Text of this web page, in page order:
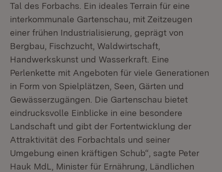
Tal des Forbachs. Ein ideales Terrain für eine
interkommunale Gartenschau, mit Zeitzeugen
einer frühen Industrialisierung, geprägt von
Bergbau, Fischzucht, Waldwirtschaft,
Handwerkskunst und Wasserkraft. Eine
Perlenkette mit Angeboten für viele Generationen
in Form von Spielplätzen, Seen, Gärten und
Gewässerzugängen. Die Gartenschau bietet
eindrucksvolle Einblicke in eine besondere
Landschaft und gibt der Fortentwicklung der
Attraktivität des Forbachtals und seiner
Umgebung einen kräftigen Schub“, sagte Peter
Hauk MdL, Minister für Ernährung, Ländlichen